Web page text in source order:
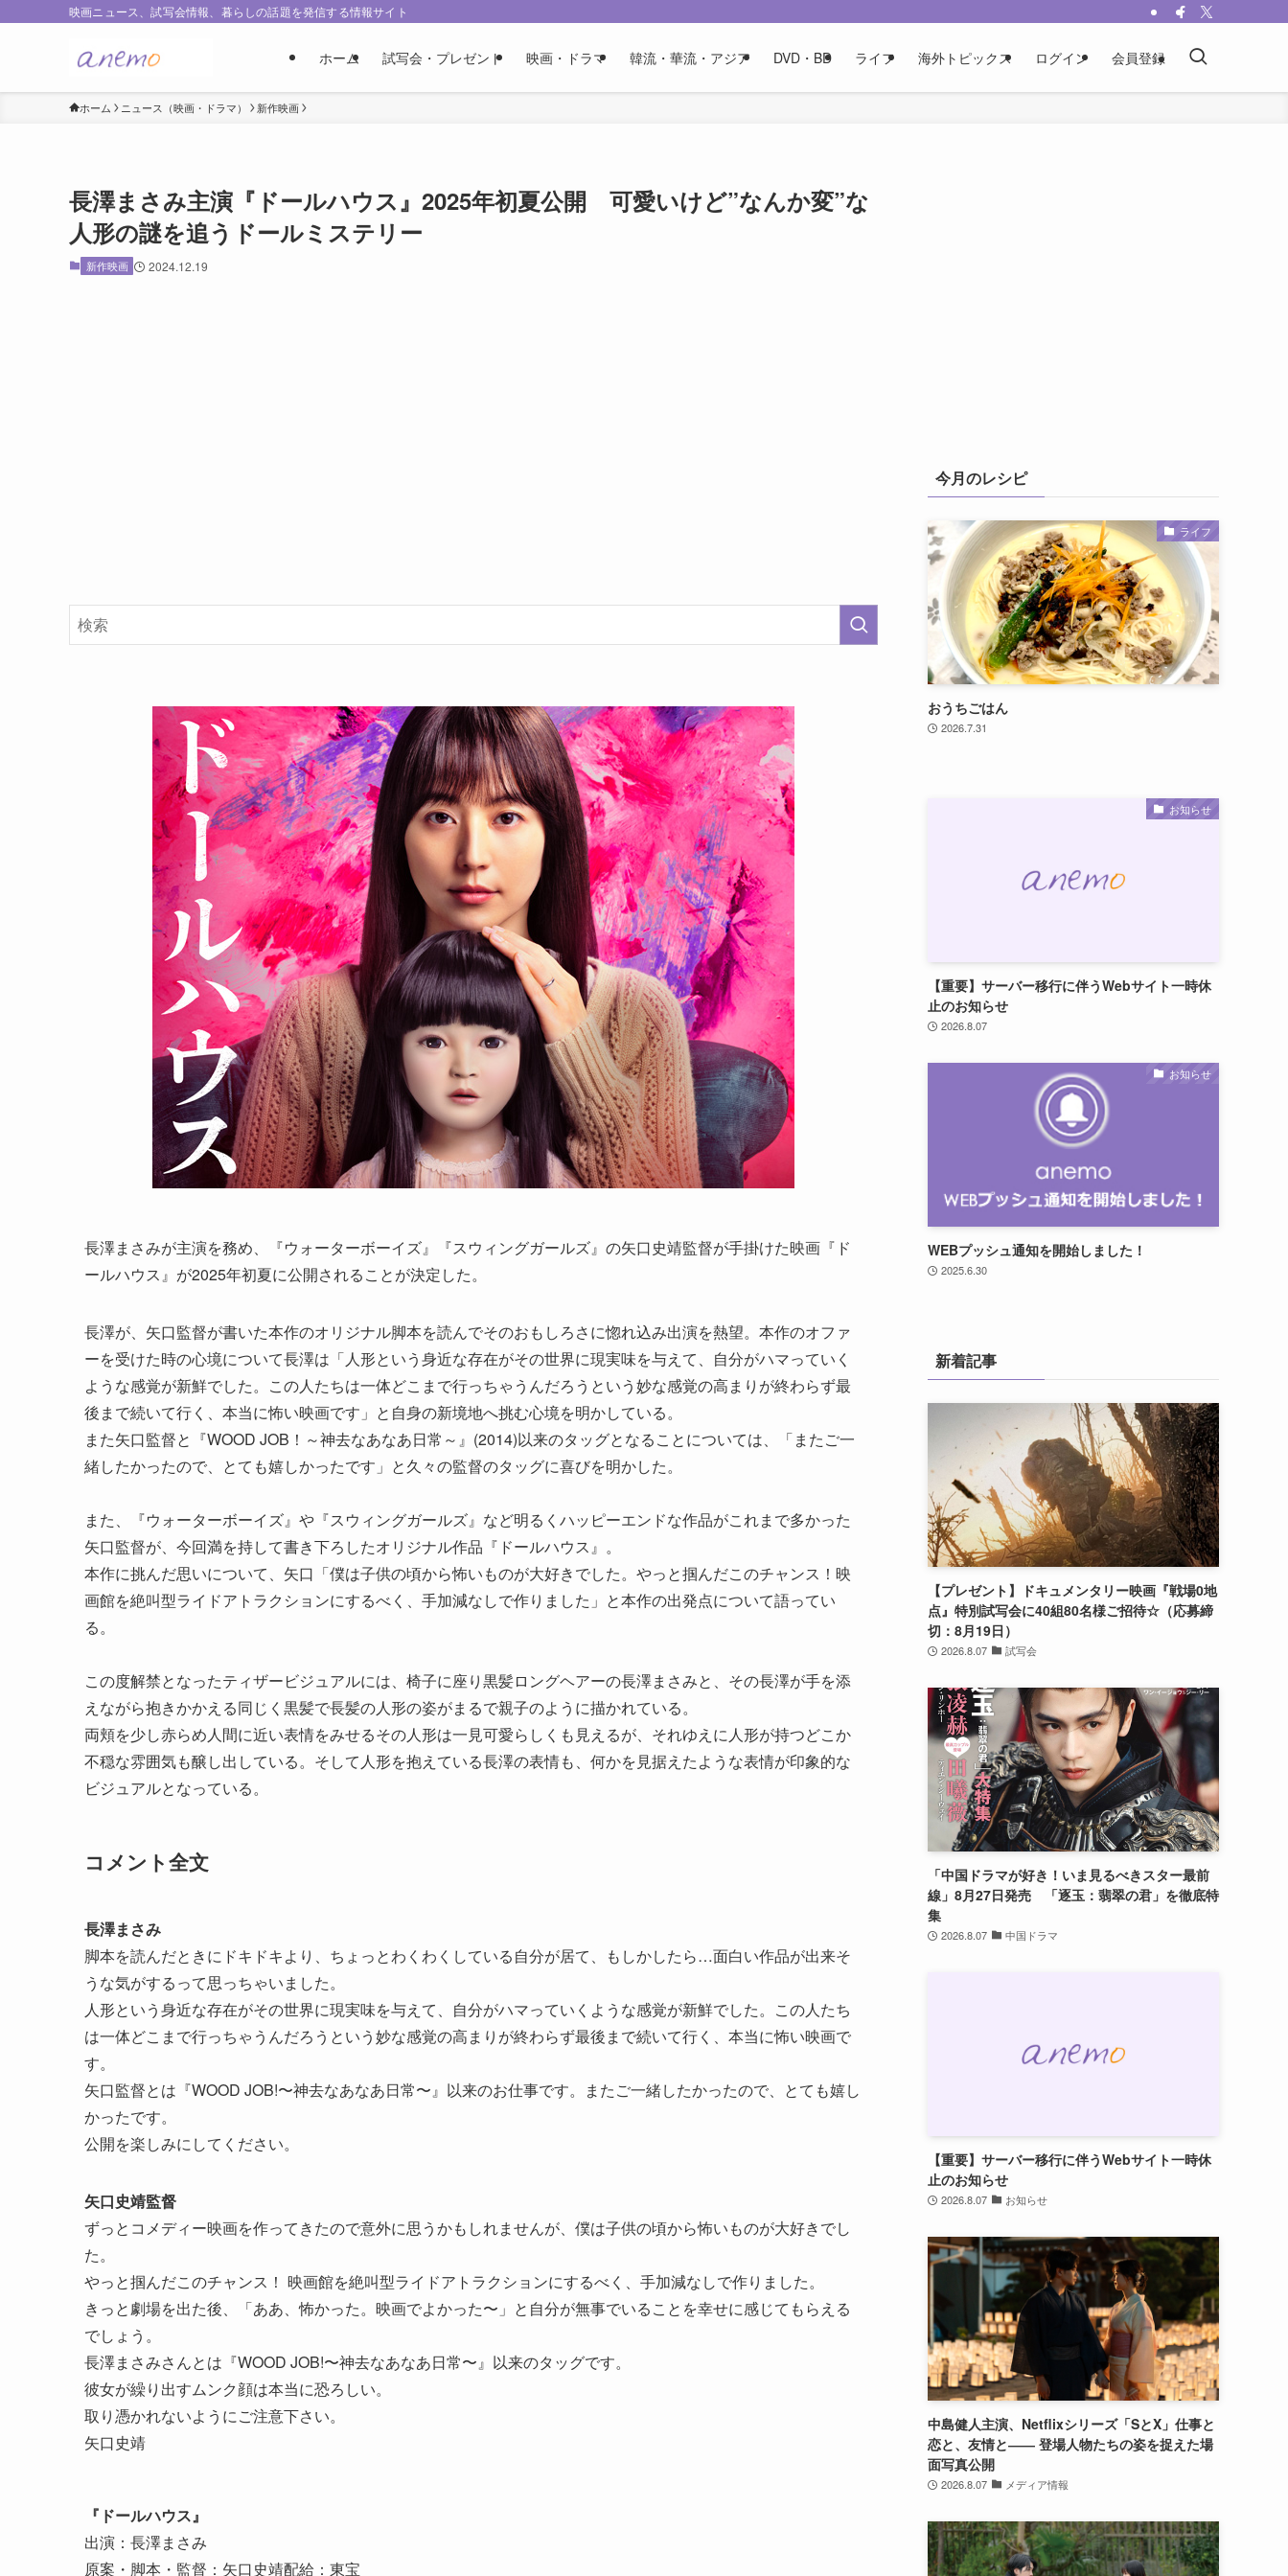
映画ニュース、試写会情報、暮らしの話題を発信する情報サイト
ホーム 試写会・プレゼント 映画・ドラマ 韓流・華流・アジア DVD・BD ライフ 海外トピックス ログイン 会員登録
ホーム ニュース（映画・ドラマ） 新作映画
長澤まさみ主演『ドールハウス』2025年初夏公開 可愛いけど”なんか変”な
人形の謎を追うドールミステリー
新作映画 2024.12.19
長澤まさみが主演を務め、『ウォーターボーイズ』『スウィングガールズ』の矢口史靖監督が手掛けた映画『ド
ールハウス』が2025年初夏に公開されることが決定した。
長澤が、矢口監督が書いた本作のオリジナル脚本を読んでそのおもしろさに惚れ込み出演を熱望。本作のオファ
ーを受けた時の心境について長澤は「人形という身近な存在がその世界に現実味を与えて、自分がハマっていく
ような感覚が新鮮でした。この人たちは一体どこまで行っちゃうんだろうという妙な感覚の高まりが終わらず最
後まで続いて行く、本当に怖い映画です」と自身の新境地へ挑む心境を明かしている。
また矢口監督と『WOOD JOB！～神去なあなあ日常～』(2014)以来のタッグとなることについては、「またご一
緒したかったので、とても嬉しかったです」と久々の監督のタッグに喜びを明かした。
また、『ウォーターボーイズ』や『スウィングガールズ』など明るくハッピーエンドな作品がこれまで多かった
矢口監督が、今回満を持して書き下ろしたオリジナル作品『ドールハウス』。
本作に挑んだ思いについて、矢口「僕は子供の頃から怖いものが大好きでした。やっと掴んだこのチャンス！映
画館を絶叫型ライドアトラクションにするべく、手加減なしで作りました」と本作の出発点について語ってい
る。
この度解禁となったティザービジュアルには、椅子に座り黒髪ロングヘアーの長澤まさみと、その長澤が手を添
えながら抱きかかえる同じく黒髪で長髪の人形の姿がまるで親子のように描かれている。
両頬を少し赤らめ人間に近い表情をみせるその人形は一見可愛らしくも見えるが、それゆえに人形が持つどこか
不穏な雰囲気も醸し出している。そして人形を抱えている長澤の表情も、何かを見据えたような表情が印象的な
ビジュアルとなっている。
コメント全文
長澤まさみ
脚本を読んだときにドキドキより、ちょっとわくわくしている自分が居て、もしかしたら…面白い作品が出来そ
うな気がするって思っちゃいました。
人形という身近な存在がその世界に現実味を与えて、自分がハマっていくような感覚が新鮮でした。この人たち
は一体どこまで行っちゃうんだろうという妙な感覚の高まりが終わらず最後まで続いて行く、本当に怖い映画で
す。
矢口監督とは『WOOD JOB!〜神去なあなあ日常〜』以来のお仕事です。またご一緒したかったので、とても嬉し
かったです。
公開を楽しみにしてください。
矢口史靖監督
ずっとコメディー映画を作ってきたので意外に思うかもしれませんが、僕は子供の頃から怖いものが大好きでし
た。
やっと掴んだこのチャンス！ 映画館を絶叫型ライドアトラクションにするべく、手加減なしで作りました。
きっと劇場を出た後、「ああ、怖かった。映画でよかった〜」と自分が無事でいることを幸せに感じてもらえる
でしょう。
長澤まさみさんとは『WOOD JOB!〜神去なあなあ日常〜』以来のタッグです。
彼女が繰り出すムンク顔は本当に恐ろしい。
取り憑かれないようにご注意下さい。
矢口史靖
『ドールハウス』
出演：長澤まさみ
原案・脚本・監督：矢口史靖配給：東宝
今月のレシピ
ライフ
おうちごはん
2026.7.31
お知らせ
【重要】サーバー移行に伴うWebサイト一時休
止のお知らせ
2026.8.07
お知らせ
WEBプッシュ通知を開始しました！
2025.6.30
新着記事
【プレゼント】ドキュメンタリー映画『戦場0地
点』特別試写会に40組80名様ご招待☆（応募締
切：8月19日）
2026.8.07 試写会
「中国ドラマが好き！いま見るべきスター最前
線」8月27日発売 「逐玉：翡翠の君」を徹底特
集
2026.8.07 中国ドラマ
【重要】サーバー移行に伴うWebサイト一時休
止のお知らせ
2026.8.07 お知らせ
中島健人主演、Netflixシリーズ「SとX」仕事と
恋と、友情と―― 登場人物たちの姿を捉えた場
面写真公開
2026.8.07 メディア情報